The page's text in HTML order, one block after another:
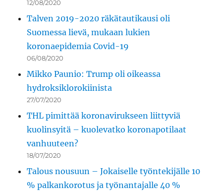
12/08/2020
Talven 2019-2020 räkätautikausi oli
Suomessa lievä, mukaan lukien
koronaepidemia Covid-19
06/08/2020
Mikko Paunio: Trump oli oikeassa
hydroksiklorokiinista
27/07/2020
THL pimittää koronavirukseen liittyviä
kuolinsyitä – kuolevatko koronapotilaat
vanhuuteen?
18/07/2020
Talous nousuun – Jokaiselle työntekijälle 10
% palkankorotus ja työnantajalle 40 %